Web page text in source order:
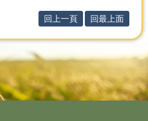
回上一頁 回最上面